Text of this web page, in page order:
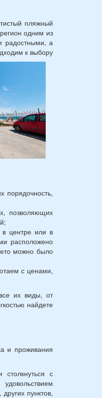
пляжный
одним из
радостными, а
к выбору
порядочность,
позволяющих
в центре или в
расположено
можно было
с ценами,
их виды, от
найдете
и проживания
с
пунктов,